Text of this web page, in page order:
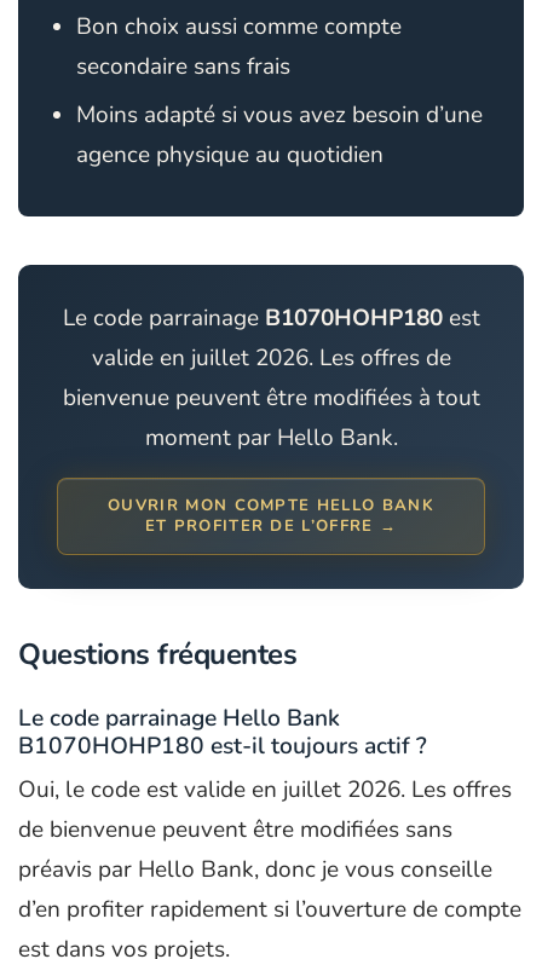
Bon choix aussi comme compte
secondaire sans frais
Moins adapté si vous avez besoin d’une
agence physique au quotidien
Le code parrainage B1070HOHP180est
valide en juillet 2026. Les offres de
bienvenue peuvent être modifiées à tout
moment par Hello Bank.
OUVRIR MON COMPTE HELLO BANK
ET PROFITER DE L’OFFRE →
Questions fréquentes
Le code parrainage Hello Bank
B1070HOHP180 est-il toujours actif ?
Oui, le code est valide en juillet 2026. Les offres
de bienvenue peuvent être modifiées sans
préavis par Hello Bank, donc je vous conseille
d’en profiter rapidement si l’ouverture de compte
est dans vos projets.